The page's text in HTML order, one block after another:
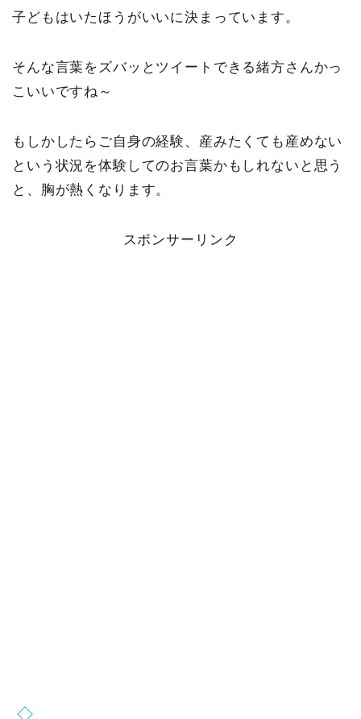
子どもはいたほうがいいに決まっています。
そんな言葉をズバッとツイートできる緒方さんかっ
こいいですね～
もしかしたらご自身の経験、産みたくても産めない
という状況を体験してのお言葉かもしれないと思う
と、胸が熱くなります。
スポンサーリンク